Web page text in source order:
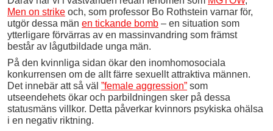
Men on strike och, som professor Bo Rothstein varnar för,
utgör dessa män en tickande bomb – en situation som
ytterligare förvärras av en massinvandring som främst
består av lågutbildade unga män.
På den kvinnliga sidan ökar den inomhomosociala
konkurrensen om de allt färre sexuellt attraktiva männen.
Det innebär att så väl ”female aggression” som
utseendehets ökar och parbildningen sker på dessa
statusmäns villkor. Detta påverkar kvinnors psykiska ohälsa
i en negativ riktning.